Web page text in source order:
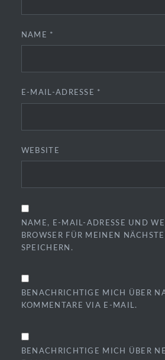
NAME *
E-MAIL-ADRESSE *
WEBSITE
NAME, E-MAIL-ADRESSE UND
BROWSER FÜR MEINEN
SPEICHERN.
BENACHRICHTIGE MICH ÜBER
KOMMENTARE VIA E-MAIL.
BENACHRICHTIGE MICH ÜBER